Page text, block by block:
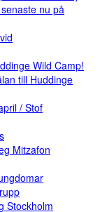
nu på
Wild Camp!
till Huddinge
/ Stof
Mitzafon
Stockholm